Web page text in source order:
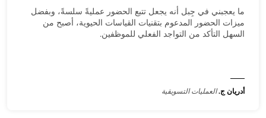
ما يعجبني في جِبل أنه يجعل تتبع الحضور عمليةً سلسةً، وبفضل
ميزات الحضور المدعوم بتقنيات القياسات الحيوية، أصبح من
السهل التأكد من التواجد الفعلي للموظفين.
أدريان ج.العمليات التسويقية